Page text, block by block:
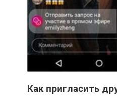
Как пригласить